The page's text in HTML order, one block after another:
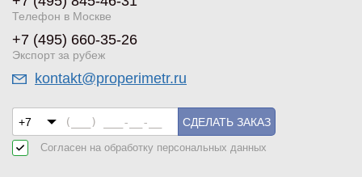
Телефон в Москве
+7 (495) 660-35-26
Экспорт за рубеж
kontakt@properimetr.ru
СДЕЛАТЬ ЗАКАЗ
Согласен на обработку персональных данных